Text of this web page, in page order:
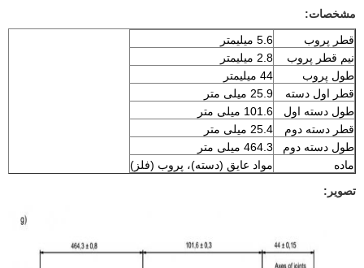
مشخصات:
قطر پروب
5.6 میلیمتر
نیم قطر پروب
2.8 میلیمتر
طول پروب
44 میلیمتر
قطر اول دسته
25.9 میلی متر
طول دسته اول
101.6 میلی متر
قطر دسته دوم
25.4 میلی متر
طول دسته دوم
464.3 میلی متر
ماده
مواد عایق (دسته)، پروب (فلز)
تصویر: